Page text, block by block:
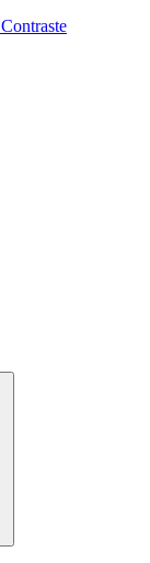
Contraste